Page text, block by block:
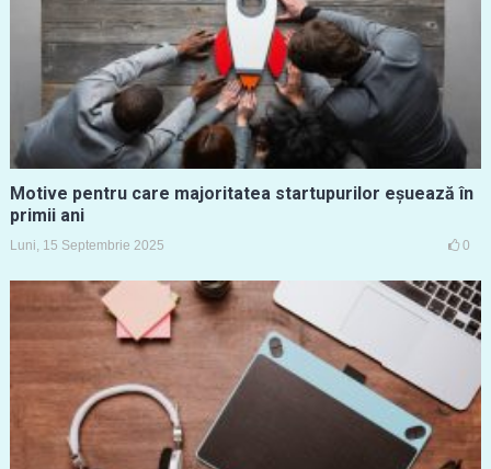
Motive pentru care majoritatea startupurilor eșuează în
primii ani
Luni, 15 Septembrie 2025 0